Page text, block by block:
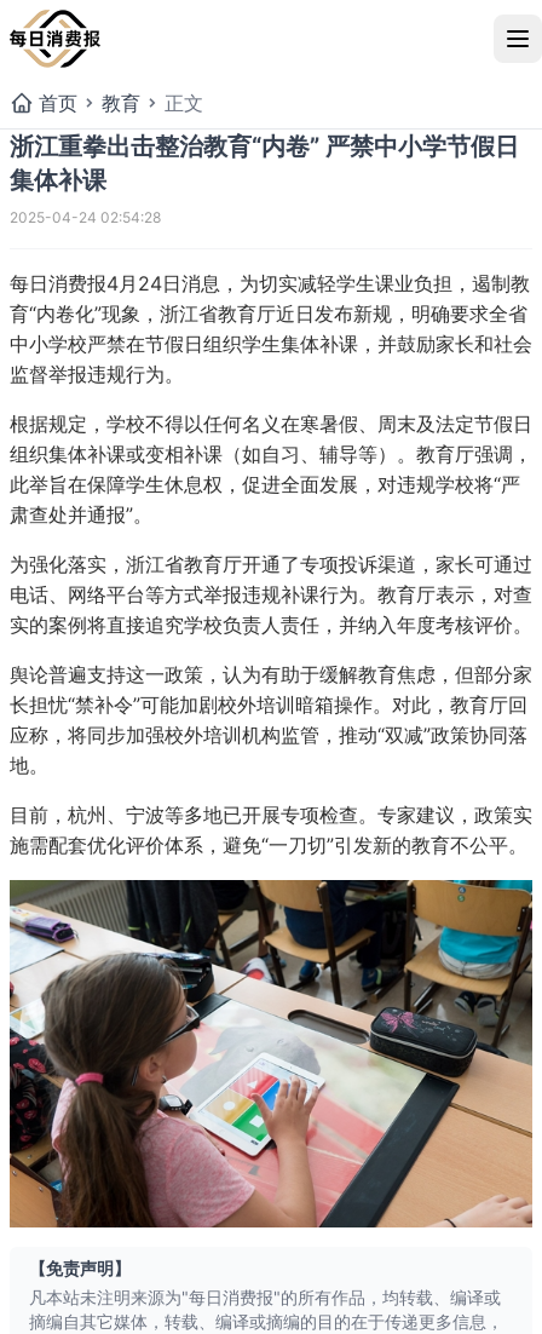
首页 教育 正文
浙江重拳出击整治教育“内卷” 严禁中小学节假日
集体补课
2025-04-24 02:54:28
每日消费报4月24日消息， 为切实减轻学生课业负担，遏制教
育“内卷化”现象，浙江省教育厅近日发布新规，明确要求全省
中小学校严禁在节假日组织学生集体补课，并鼓励家长和社会
监督举报违规行为。
根据规定，学校不得以任何名义在寒暑假、周末及法定节假日
组织集体补课或变相补课（如自习、辅导等）。教育厅强调，
此举旨在保障学生休息权，促进全面发展，对违规学校将“严
肃查处并通报”。
为强化落实，浙江省教育厅开通了专项投诉渠道，家长可通过
电话、网络平台等方式举报违规补课行为。教育厅表示，对查
实的案例将直接追究学校负责人责任，并纳入年度考核评价。
舆论普遍支持这一政策，认为有助于缓解教育焦虑，但部分家
长担忧“禁补令”可能加剧校外培训暗箱操作。对此，教育厅回
应称，将同步加强校外培训机构监管，推动“双减”政策协同落
地。
目前，杭州、宁波等多地已开展专项检查。专家建议，政策实
施需配套优化评价体系，避免“一刀切”引发新的教育不公平。
【免责声明】
凡本站未注明来源为"每日消费报"的所有作品，均转载、编译或
摘编自其它媒体，转载、编译或摘编的目的在于传递更多信息，
浙江重拳出击整治教育“内
日集体补课
每日消费报4月24日消息，为切实
长按识别二维